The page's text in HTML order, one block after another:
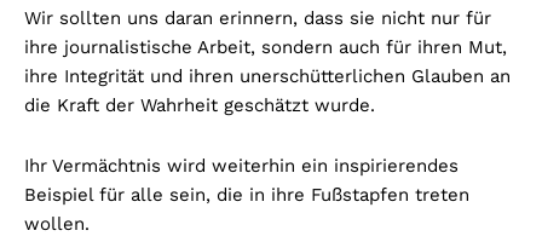
Wir sollten uns daran erinnern, dass sie nicht nur für
ihre journalistische Arbeit, sondern auch für ihren Mut,
ihre Integrität und ihren unerschütterlichen Glauben an
die Kraft der Wahrheit geschätzt wurde.
Ihr Vermächtnis wird weiterhin ein inspirierendes
Beispiel für alle sein, die in ihre Fußstapfen treten
wollen.